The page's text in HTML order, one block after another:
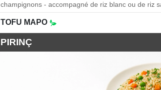
champignons - accompagné de riz blanc ou de riz
TOFU MAPO
PIRINÇ